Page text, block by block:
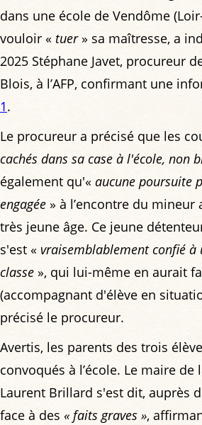
dans une école de Vendôme
vouloir « tuer » sa maîtresse, a
2025 Stéphane Javet, procureur
Blois, à l’AFP, confirmant une
1.
Le procureur a précisé que les
cachés dans sa case à l'école, non
également qu'« aucune poursuite
engagée » à l’encontre du mineur
très jeune âge. Ce jeune
s'est « vraisemblablement confié à
classe », qui lui-même en aurait
(accompagnant d'élève en
précisé le procureur.
Avertis, les parents des trois
convoqués à l’école. Le maire
Laurent Brillard s'est dit, auprès
face à des « faits graves »,